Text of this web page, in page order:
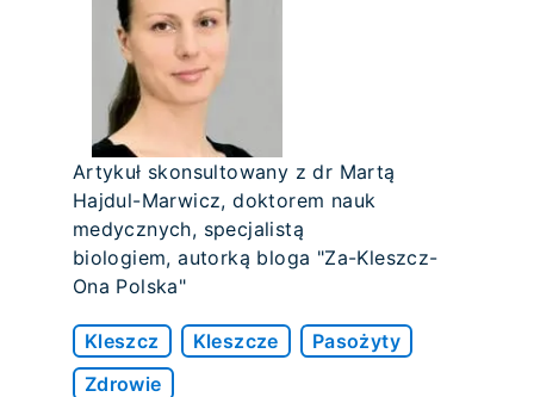
Artykuł skonsultowany z dr Martą
Hajdul-Marwicz, doktorem nauk
medycznych, specjalistą
biologiem, autorką bloga "Za-Kleszcz-
Ona Polska"
Kleszcz Kleszcze
Pasożyty
Zdrowie